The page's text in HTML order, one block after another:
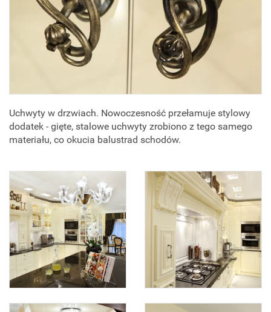
Uchwyty w drzwiach. Nowoczesność przełamuje stylowy
dodatek - gięte, stalowe uchwyty zrobiono z tego samego
materiału, co okucia balustrad schodów.